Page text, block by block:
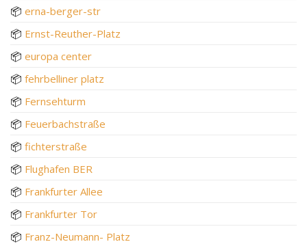
📦 erna-berger-str
📦 Ernst-Reuther-Platz
📦 europa center
📦 fehrbelliner platz
📦 Fernsehturm
📦 Feuerbachstraße
📦 fichterstraße
📦 Flughafen BER
📦 Frankfurter Allee
📦 Frankfurter Tor
📦 Franz-Neumann- Platz